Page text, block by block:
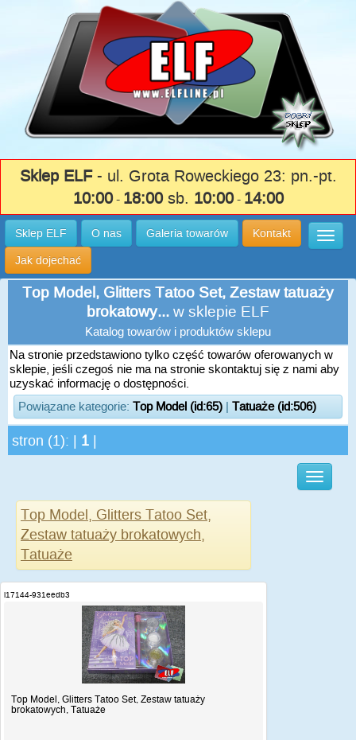
Sklep ELF- ul. Grota Roweckiego 23: pn.-pt.
10:00- 18:00sb. 10:00- 14:00
Sklep ELF O nas Galeria towarów Kontakt
Jak dojechać
Top Model, Glitters Tatoo Set, Zestaw tatuaży
brokatowy... w sklepie ELF
Katalog towarów i produktów sklepu
Na stronie przedstawiono tylko część towarów oferowanych w
sklepie, jeśli czegoś nie ma na stronie skontaktuj się z nami aby
uzyskać informację o dostępności.
Powiązane kategorie: Top Model (id:65) | Tatuaże (id:506)
stron (1): | 1
Top Model, Glitters Tatoo Set,
Zestaw tatuaży brokatowych,
Tatuaże
i17144-931eedb3
Top Model, Glitters Tatoo Set, Zestaw tatuaży
brokatowych, Tatuaże